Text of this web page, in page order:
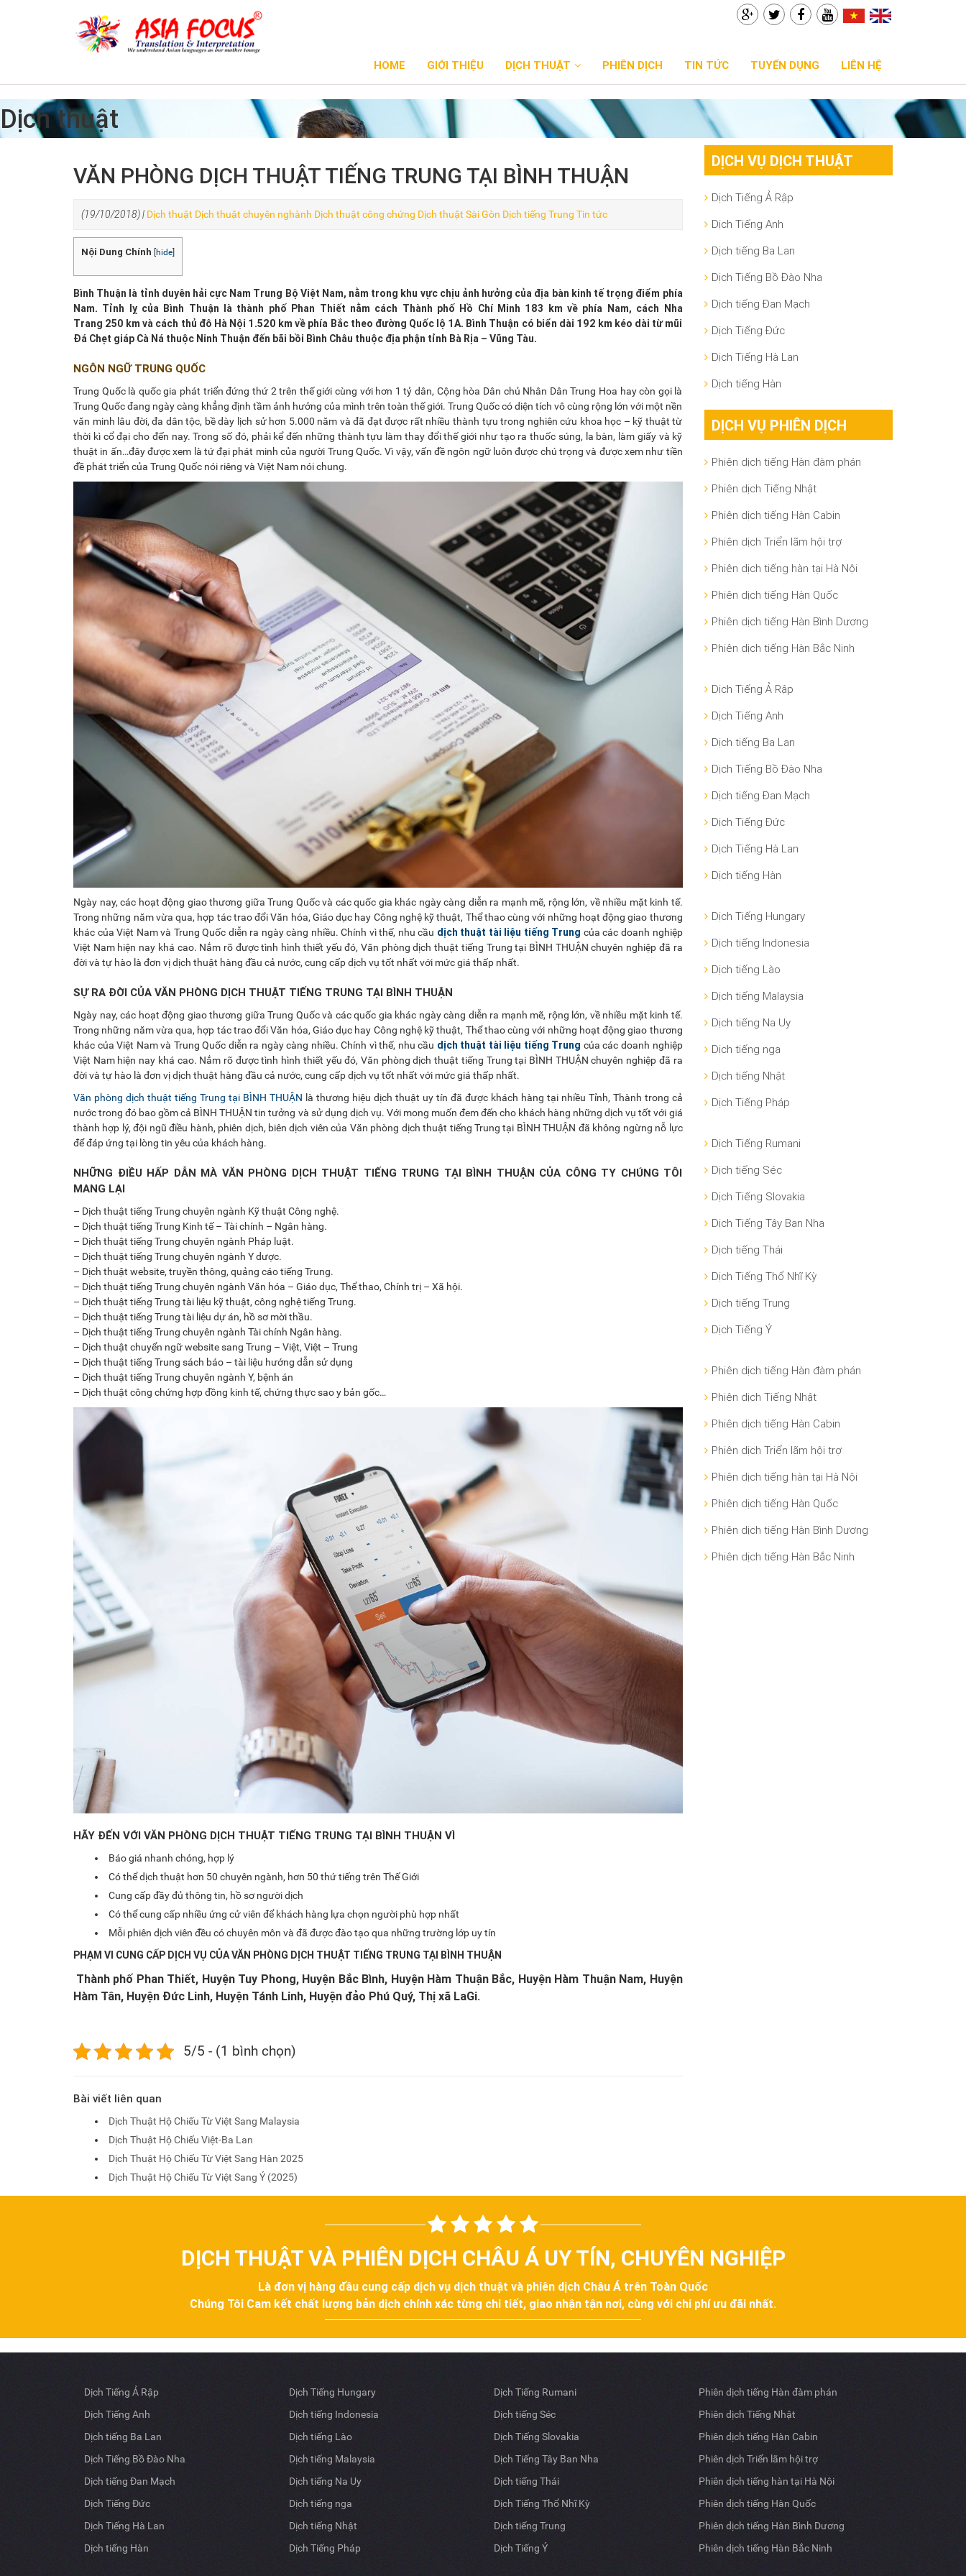
HOME GIỚI THIỆU DỊCH THUẬT PHIÊN DỊCH TIN TỨC TUYỂN DỤNG LIÊN HỆ
Dịch thuật
VĂN PHÒNG DỊCH THUẬT TIẾNG TRUNG TẠI BÌNH THUẬN
(19/10/2018) | Dịch thuật Dịch thuật chuyên nghành Dịch thuật công chứng Dịch thuật Sài Gòn Dịch tiếng Trung Tin tức
Nội Dung Chính hide
Bình Thuận là tỉnh duyên hải cực Nam Trung Bộ Việt Nam, nằm trong khu vực chịu ảnh hưởng của địa bàn kinh tế trọng điểm phía
Nam. Tỉnh lỵ của Bình Thuận là thành phố Phan Thiết nằm cách Thành phố Hồ Chí Minh 183 km về phía Nam, cách Nha
Trang 250 km và cách thủ đô Hà Nội 1.520 km về phía Bắc theo đường Quốc lộ 1A. Bình Thuận có biển dài 192 km kéo dài từ mũi
Đá Chẹt giáp Cà Ná thuộc Ninh Thuận đến bãi bồi Bình Châu thuộc địa phận tỉnh Bà Rịa – Vũng Tàu.
NGÔN NGỮ TRUNG QUỐC
Trung Quốc là quốc gia phát triển đứng thứ 2 trên thế giới cùng với hơn 1 tỷ dân, Cộng hòa Dân chủ Nhân Dân Trung Hoa hay còn gọi là
Trung Quốc đang ngày càng khẳng định tầm ảnh hưởng của mình trên toàn thế giới. Trung Quốc có diện tích vô cùng rộng lớn với một nền
văn minh lâu đời, đa dân tộc, bề dày lịch sử hơn 5.000 năm và đã đạt được rất nhiều thành tựu trong nghiên cứu khoa học – kỹ thuật từ
thời kì cổ đại cho đến nay. Trong số đó, phải kể đến những thành tựu làm thay đổi thế giới như tạo ra thuốc súng, la bàn, làm giấy và kỹ
thuật in ấn…đây được xem là tứ đại phát minh của người Trung Quốc. Vì vậy, vấn đề ngôn ngữ luôn được chú trọng và được xem như tiền
đề phát triển của Trung Quốc nói riêng và Việt Nam nói chung.
Ngày nay, các hoạt động giao thương giữa Trung Quốc và các quốc gia khác ngày càng diễn ra mạnh mẽ, rộng lớn, về nhiều mặt kinh tế.
Trong những năm vừa qua, hợp tác trao đổi Văn hóa, Giáo dục hay Công nghệ kỹ thuật, Thể thao cùng với những hoạt động giao thương
khác của Việt Nam và Trung Quốc diễn ra ngày càng nhiều. Chính vì thế, nhu cầu dịch thuật tài liệu tiếng Trung của các doanh nghiệp
Việt Nam hiện nay khá cao. Nắm rõ được tình hình thiết yếu đó, Văn phòng dịch thuật tiếng Trung tại BÌNH THUẬN chuyên nghiệp đã ra
đời và tự hào là đơn vị dịch thuật hàng đầu cả nước, cung cấp dịch vụ tốt nhất với mức giá thấp nhất.
SỰ RA ĐỜI CỦA VĂN PHÒNG DỊCH THUẬT TIẾNG TRUNG TẠI BÌNH THUẬN
Ngày nay, các hoạt động giao thương giữa Trung Quốc và các quốc gia khác ngày càng diễn ra mạnh mẽ, rộng lớn, về nhiều mặt kinh tế.
Trong những năm vừa qua, hợp tác trao đổi Văn hóa, Giáo dục hay Công nghệ kỹ thuật, Thể thao cùng với những hoạt động giao thương
khác của Việt Nam và Trung Quốc diễn ra ngày càng nhiều. Chính vì thế, nhu cầu dịch thuật tài liệu tiếng Trung của các doanh nghiệp
Việt Nam hiện nay khá cao. Nắm rõ được tình hình thiết yếu đó, Văn phòng dịch thuật tiếng Trung tại BÌNH THUẬN chuyên nghiệp đã ra
đời và tự hào là đơn vị dịch thuật hàng đầu cả nước, cung cấp dịch vụ tốt nhất với mức giá thấp nhất.
Văn phòng dịch thuật tiếng Trung tại BÌNH THUẬN là thương hiệu dịch thuật uy tín đã được khách hàng tại nhiều Tỉnh, Thành trong cả
nước trong đó bao gồm cả BÌNH THUẬN tin tưởng và sử dụng dịch vụ. Với mong muốn đem đến cho khách hàng những dịch vụ tốt với giá
thành hợp lý, đội ngũ điều hành, phiên dịch, biên dịch viên của Văn phòng dịch thuật tiếng Trung tại BÌNH THUẬN đã không ngừng nỗ lực
để đáp ứng tại lòng tin yêu của khách hàng.
NHỮNG ĐIỀU HẤP DẪN MÀ VĂN PHÒNG DỊCH THUẬT TIẾNG TRUNG TẠI BÌNH THUẬN CỦA CÔNG TY CHÚNG TÔI
MANG LẠI
– Dịch thuật tiếng Trung chuyên ngành Kỹ thuật Công nghệ.
– Dịch thuật tiếng Trung Kinh tế – Tài chính – Ngân hàng.
– Dịch thuật tiếng Trung chuyên ngành Pháp luật.
– Dịch thuật tiếng Trung chuyên ngành Y dược.
– Dịch thuật website, truyền thông, quảng cáo tiếng Trung.
– Dịch thuật tiếng Trung chuyên ngành Văn hóa – Giáo dục, Thể thao, Chính trị – Xã hội.
– Dịch thuật tiếng Trung tài liệu kỹ thuật, công nghệ tiếng Trung.
– Dịch thuật tiếng Trung tài liệu dự án, hồ sơ mời thầu.
– Dịch thuật tiếng Trung chuyên ngành Tài chính Ngân hàng.
– Dịch thuật chuyển ngữ website sang Trung – Việt, Việt – Trung
– Dịch thuật tiếng Trung sách báo – tài liệu hướng dẫn sử dụng
– Dịch thuật tiếng Trung chuyên ngành Y, bệnh án
– Dịch thuật công chứng hợp đồng kinh tế, chứng thực sao y bản gốc…
HÃY ĐẾN VỚI VĂN PHÒNG DỊCH THUẬT TIẾNG TRUNG TẠI BÌNH THUẬN VÌ
Báo giá nhanh chóng, hợp lý
Có thể dịch thuật hơn 50 chuyên ngành, hơn 50 thứ tiếng trên Thế Giới
Cung cấp đầy đủ thông tin, hồ sơ người dịch
Có thể cung cấp nhiều ứng cử viên để khách hàng lựa chọn người phù hợp nhất
Mỗi phiên dịch viên đều có chuyên môn và đã được đào tạo qua những trường lớp uy tín
PHẠM VI CUNG CẤP DỊCH VỤ CỦAVĂN PHÒNG DỊCH THUẬT TIẾNG TRUNG TẠI BÌNH THUẬN
Thành phố Phan Thiết, Huyện Tuy Phong, Huyện Bắc Bình, Huyện Hàm Thuận Bắc, Huyện Hàm Thuận Nam, Huyện
Hàm Tân, Huyện Đức Linh, Huyện Tánh Linh, Huyện đảo Phú Quý, Thị xã LaGi.
5/5 - (1 bình chọn)
Bài viết liên quan
Dịch Thuật Hộ Chiếu Từ Việt Sang Malaysia
Dịch Thuật Hộ Chiếu Việt-Ba Lan
Dịch Thuật Hộ Chiếu Từ Việt Sang Hàn 2025
Dịch Thuật Hộ Chiếu Từ Việt Sang Ý (2025)
DỊCH VỤ DỊCH THUẬT
Dịch Tiếng Ả Rập
Dịch Tiếng Anh
Dịch tiếng Ba Lan
Dịch Tiếng Bồ Đào Nha
Dịch tiếng Đan Mạch
Dịch Tiếng Đức
Dịch Tiếng Hà Lan
Dịch tiếng Hàn
DỊCH VỤ PHIÊN DỊCH
Phiên dịch tiếng Hàn đàm phán
Phiên dịch Tiếng Nhật
Phiên dịch tiếng Hàn Cabin
Phiên dịch Triển lãm hội trợ
Phiên dịch tiếng hàn tại Hà Nội
Phiên dịch tiếng Hàn Quốc
Phiên dịch tiếng Hàn Bình Dương
Phiên dịch tiếng Hàn Bắc Ninh
Dịch Tiếng Ả Rập
Dịch Tiếng Anh
Dịch tiếng Ba Lan
Dịch Tiếng Bồ Đào Nha
Dịch tiếng Đan Mạch
Dịch Tiếng Đức
Dịch Tiếng Hà Lan
Dịch tiếng Hàn
Dịch Tiếng Hungary
Dịch tiếng Indonesia
Dịch tiếng Lào
Dịch tiếng Malaysia
Dịch tiếng Na Uy
Dịch tiếng nga
Dịch tiếng Nhật
Dịch Tiếng Pháp
Dịch Tiếng Rumani
Dịch tiếng Séc
Dịch Tiếng Slovakia
Dịch Tiếng Tây Ban Nha
Dịch tiếng Thái
Dịch Tiếng Thổ Nhĩ Kỳ
Dịch tiếng Trung
Dịch Tiếng Ý
Phiên dịch tiếng Hàn đàm phán
Phiên dịch Tiếng Nhật
Phiên dịch tiếng Hàn Cabin
Phiên dịch Triển lãm hội trợ
Phiên dịch tiếng hàn tại Hà Nội
Phiên dịch tiếng Hàn Quốc
Phiên dịch tiếng Hàn Bình Dương
Phiên dịch tiếng Hàn Bắc Ninh
DỊCH THUẬT VÀ PHIÊN DỊCH CHÂU Á UY TÍN, CHUYÊN NGHIỆP
Là đơn vị hàng đầu cung cấp dịch vụ dịch thuật và phiên dịch Châu Á trên Toàn Quốc
Chúng Tôi Cam kết chất lượng bản dịch chính xác từng chi tiết, giao nhận tận nơi, cùng với chi phí ưu đãi nhất.
Dịch Tiếng Ả Rập
Dịch Tiếng Anh
Dịch tiếng Ba Lan
Dịch Tiếng Bồ Đào Nha
Dịch tiếng Đan Mạch
Dịch Tiếng Đức
Dịch Tiếng Hà Lan
Dịch tiếng Hàn
Dịch Tiếng Hungary
Dịch tiếng Indonesia
Dịch tiếng Lào
Dịch tiếng Malaysia
Dịch tiếng Na Uy
Dịch tiếng nga
Dịch tiếng Nhật
Dịch Tiếng Pháp
Dịch Tiếng Rumani
Dịch tiếng Séc
Dịch Tiếng Slovakia
Dịch Tiếng Tây Ban Nha
Dịch tiếng Thái
Dịch Tiếng Thổ Nhĩ Kỳ
Dịch tiếng Trung
Dịch Tiếng Ý
Phiên dịch tiếng Hàn đàm phán
Phiên dịch Tiếng Nhật
Phiên dịch tiếng Hàn Cabin
Phiên dịch Triển lãm hội trợ
Phiên dịch tiếng hàn tại Hà Nội
Phiên dịch tiếng Hàn Quốc
Phiên dịch tiếng Hàn Bình Dương
Phiên dịch tiếng Hàn Bắc Ninh